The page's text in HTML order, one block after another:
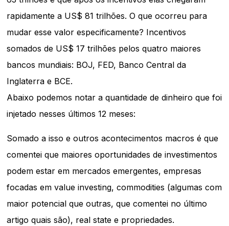
rapidamente a US$ 81 trilhões. O que ocorreu para
mudar esse valor especificamente? Incentivos
somados de US$ 17 trilhões pelos quatro maiores
bancos mundiais: BOJ, FED, Banco Central da
Inglaterra e BCE.
Abaixo podemos notar a quantidade de dinheiro que foi
injetado nesses últimos 12 meses:
Somado a isso e outros acontecimentos macros é que
comentei que maiores oportunidades de investimentos
podem estar em mercados emergentes, empresas
focadas em value investing, commodities (algumas com
maior potencial que outras, que comentei no último
artigo quais são), real state e propriedades.